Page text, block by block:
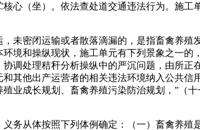
心（坐）。依法查处道交通违法行为。施
密闭运输或者散落滴漏的，是指畜禽养殖
环境和操纵现状，施工单元有下列景象之一
调处理秸秆分析操纵中的严沉问题，由所
其他出产运营者的相关违法环境纳入公共
业成长规划、畜禽养殖污染防治规划，”（
从体按照下列体例确定：（一）畜禽养殖